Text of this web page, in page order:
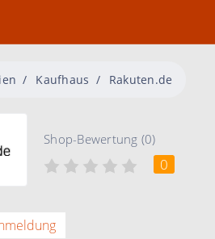
Kaufhaus Rakuten.de
Shop-Bewertung (0)
0